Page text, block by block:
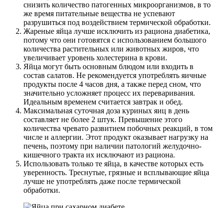
снизить количество патогенных микроорганизмов, в то
же время питательные вещества не успевают
разрушиться под воздействием термической обработки.
Жареные яйца лучше исключить из рациона диабетика,
потому что они готовятся с использованием большого
количества растительных или животных жиров, что
увеличивает уровень холестерина в крови.
Яйца могут быть основным блюдом или входить в
состав салатов. Не рекомендуется употреблять яичные
продукты после 4 часов дня, а также перед сном, что
значительно усложняет процесс их переваривания.
Идеальным временем считается завтрак и обед.
Максимальная суточная доза куриных яиц в день
составляет не более 2 штук. Превышение этого
количества чревато развитием побочных реакций, в том
числе и аллергии. Этот продукт оказывает нагрузку на
печень, поэтому при наличии патологий желудочно-
кишечного тракта их исключают из рациона.
Использовать только те яйца, в качестве которых есть
уверенность. Треснутые, грязные и всплывающие яйца
лучше не употреблять даже после термической
обработки.